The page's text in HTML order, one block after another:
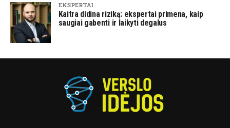
EKSPERTAI
Kaitra didina riziką: ekspertai primena, kaip
saugiai gabenti ir laikyti degalus